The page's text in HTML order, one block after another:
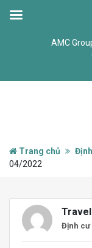
AMC
Trang chủ
04/2022
Định cư